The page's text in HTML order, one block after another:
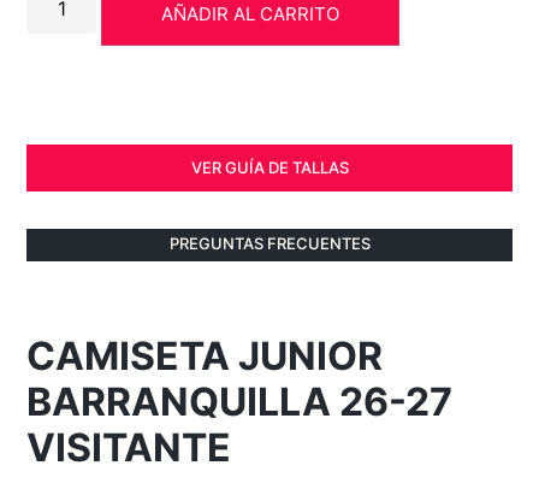
AÑADIR AL CARRITO
VER GUÍA DE TALLAS
PREGUNTAS FRECUENTES
CAMISETA JUNIOR
BARRANQUILLA 26-27
VISITANTE